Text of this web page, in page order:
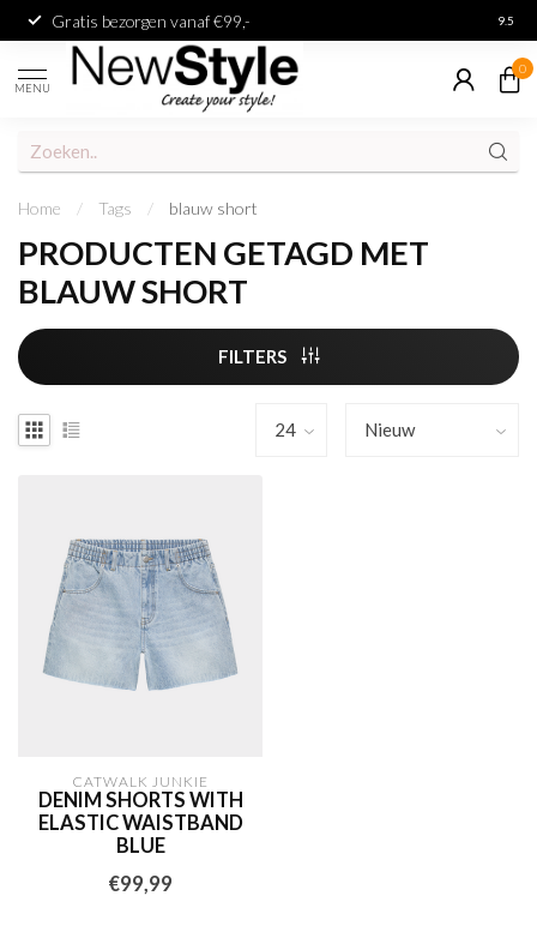
Gratis bezorgen vanaf €99,- 9.5
MENU
0
Home / Tags / blauw short
PRODUCTEN GETAGD MET
BLAUW SHORT
FILTERS
CATWALK JUNKIE
DENIM SHORTS WITH
ELASTIC WAISTBAND
BLUE
€99,99